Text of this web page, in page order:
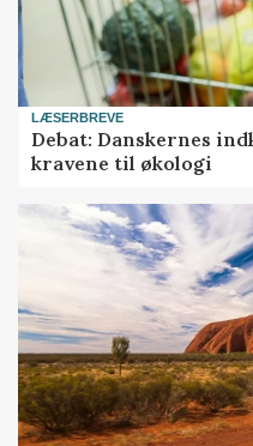
LÆSERBREVE
Debat: Danskernes
kravene til økologi